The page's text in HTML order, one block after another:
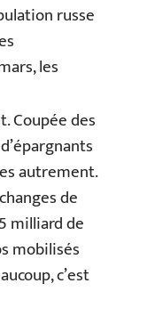
russe
les
Coupée des
autrement.
de
milliard de
mobilisés
c’est